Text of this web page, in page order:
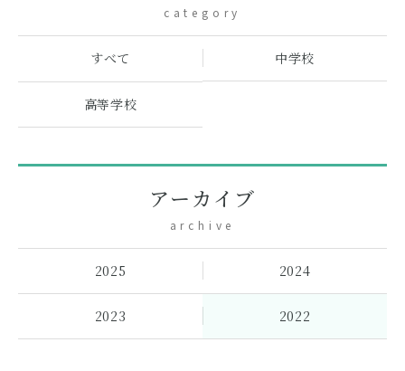
category
すべて 中学校
高等学校
アーカイブ
archive
2025 2024
2023 2022